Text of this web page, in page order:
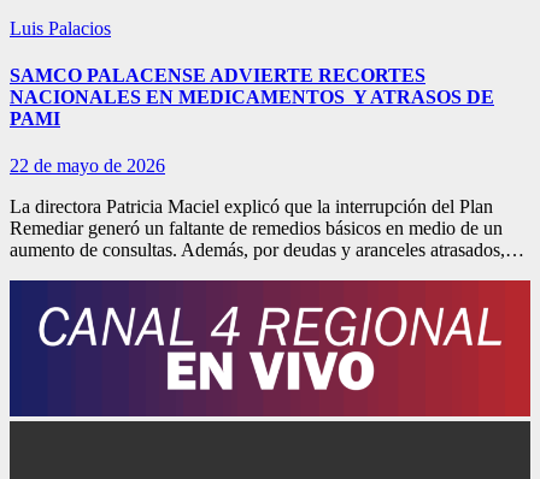
Luis Palacios
SAMCO PALACENSE ADVIERTE RECORTES
NACIONALES EN MEDICAMENTOS Y ATRASOS DE
PAMI
22 de mayo de 2026
La directora Patricia Maciel explicó que la interrupción del Plan
Remediar generó un faltante de remedios básicos en medio de un
aumento de consultas. Además, por deudas y aranceles atrasados,…